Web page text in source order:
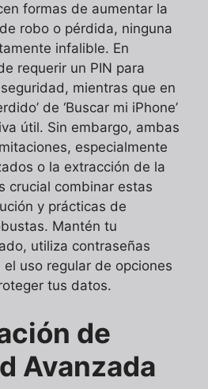
formas de aumentar la
robo o pérdida, ninguna
infalible. En
requerir un PIN para
mientras que en
de ‘Buscar mi iPhone’
útil. Sin embargo, ambas
especialmente
o la extracción de la
crucial combinar estas
y prácticas de
Mantén tu
utiliza contraseñas
uso regular de opciones
tus datos.
de
Avanzada